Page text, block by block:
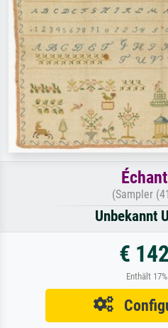
nu.
(Sampler
Unbekannt
€
Enthält